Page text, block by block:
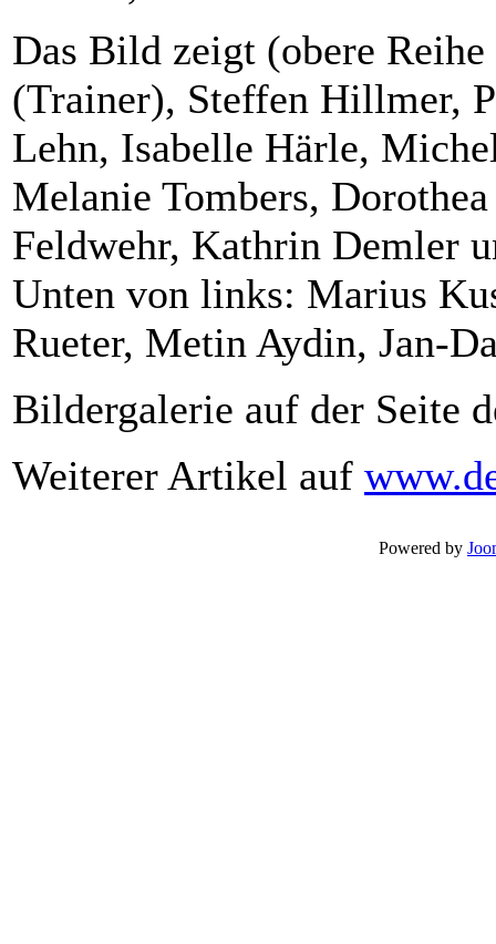
Das Bild zeigt (obere
(Trainer), Steffen Hillmer,
Lehn, Isabelle Härle,
Melanie Tombers,
Feldwehr, Kathrin Demler
Unten von links: Marius
Rueter, Metin Aydin, Jan-
Bildergalerie auf der Seite
Weiterer Artikel auf
Powered by